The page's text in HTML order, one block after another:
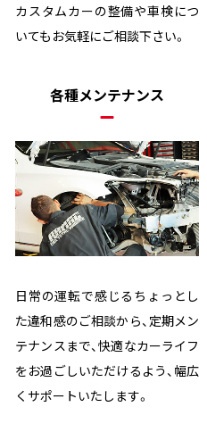
カスタムカーの整備や車検につ
いてもお気軽にご相談下さい。
各種メンテナンス
日常の運転で感じるちょっとし
た違和感のご相談から、定期メン
テナンスまで、快適なカーライフ
をお過ごしいただけるよう、幅広
くサポートいたします。